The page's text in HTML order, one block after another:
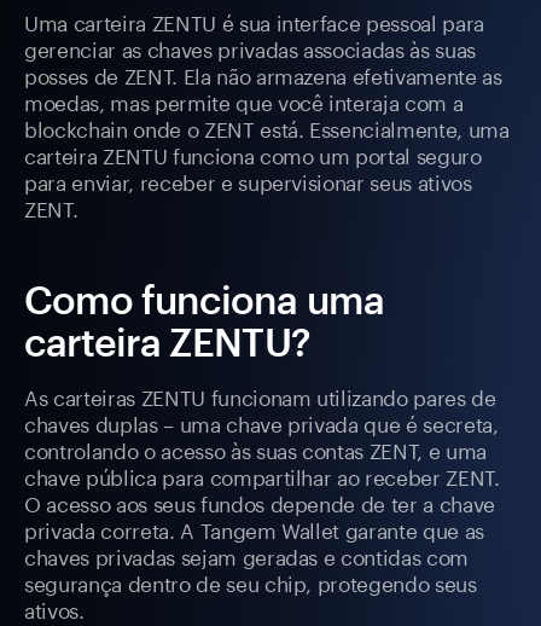
Uma carteira ZENTU é sua interface pessoal para
gerenciar as chaves privadas associadas às suas
posses de ZENT. Ela não armazena efetivamente as
moedas, mas permite que você interaja com a
blockchain onde o ZENT está. Essencialmente, uma
carteira ZENTU funciona como um portal seguro
para enviar, receber e supervisionar seus ativos
ZENT.
Como funciona uma
carteira ZENTU?
As carteiras ZENTU funcionam utilizando pares de
chaves duplas – uma chave privada que é secreta,
controlando o acesso às suas contas ZENT, e uma
chave pública para compartilhar ao receber ZENT.
O acesso aos seus fundos depende de ter a chave
privada correta. A Tangem Wallet garante que as
chaves privadas sejam geradas e contidas com
segurança dentro de seu chip, protegendo seus
ativos.